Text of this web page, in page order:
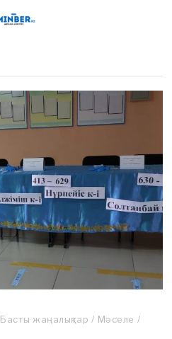
Басты жаңалықтар / Мәселе /